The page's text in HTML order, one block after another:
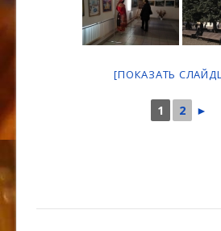
[ПОКАЗАТЬ
1 2 ►